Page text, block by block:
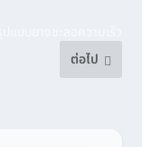
ต่อไป